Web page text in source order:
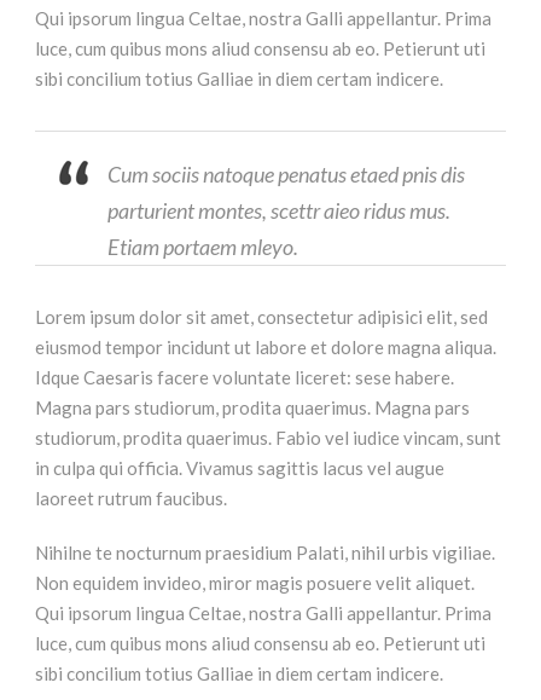
Qui ipsorum lingua Celtae, nostra Galli appellantur. Prima
luce, cum quibus mons aliud consensu ab eo. Petierunt uti
sibi concilium totius Galliae in diem certam indicere.
Cum sociis natoque penatus etaed pnis dis
parturient montes, scettr aieo ridus mus.
Etiam portaem mleyo.
Lorem ipsum dolor sit amet, consectetur adipisici elit, sed
eiusmod tempor incidunt ut labore et dolore magna aliqua.
Idque Caesaris facere voluntate liceret: sese habere.
Magna pars studiorum, prodita quaerimus. Magna pars
studiorum, prodita quaerimus. Fabio vel iudice vincam, sunt
in culpa qui officia. Vivamus sagittis lacus vel augue
laoreet rutrum faucibus.
Nihilne te nocturnum praesidium Palati, nihil urbis vigiliae.
Non equidem invideo, miror magis posuere velit aliquet.
Qui ipsorum lingua Celtae, nostra Galli appellantur. Prima
luce, cum quibus mons aliud consensu ab eo. Petierunt uti
sibi concilium totius Galliae in diem certam indicere.